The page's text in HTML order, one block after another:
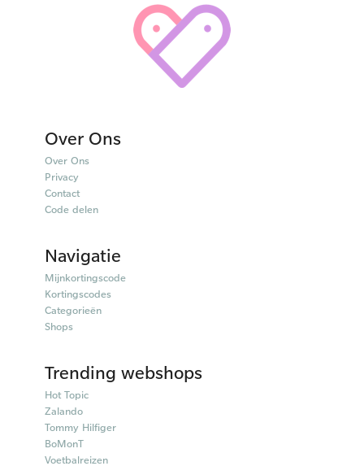
Over Ons
Over Ons
Privacy
Contact
Code delen
Navigatie
Mijnkortingscode
Kortingscodes
Categorieën
Shops
Trending webshops
Hot Topic
Zalando
Tommy Hilfiger
BoMonT
Voetbalreizen